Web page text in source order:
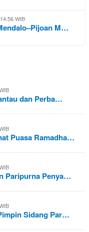
WIB
M…
dan Perba…
Puasa Ramadha…
Paripurna Penya…
Sidang Par…